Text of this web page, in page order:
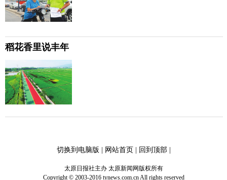
稻花香里说丰年
切换到电脑版 | 网站首页| 回到顶部|
太原日报社主办 太原新闻网版权所有
Copyright © 2003-2016 tynews.com.cn All rights reserved